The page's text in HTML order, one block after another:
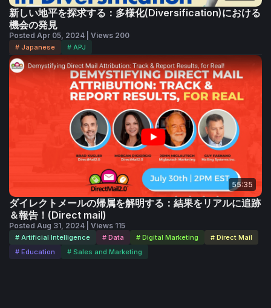
新しい地平を探求する：多様化(Diversification)における
機会の発見
Posted Apr 05, 2024 | Views 200
# Japanese # APJ
55:35
ダイレクトメールの帰属を解明する：結果をリアルに追跡
＆報告！(Direct mail)
Posted Aug 31, 2024 | Views 115
# Artificial Intelligence # Data # Digital Marketing
# Direct Mail
# Education
# Sales and Marketing